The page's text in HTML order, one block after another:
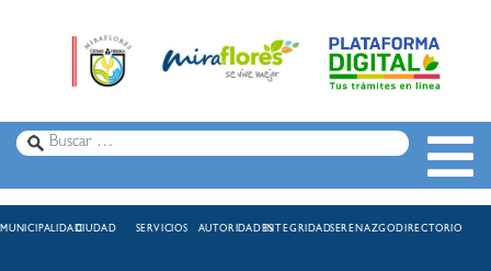
MUNICIPALIDADCIUDAD SERVICIOS AUTORIDADESINTEGRIDADSERENAZGODIRECTORIO